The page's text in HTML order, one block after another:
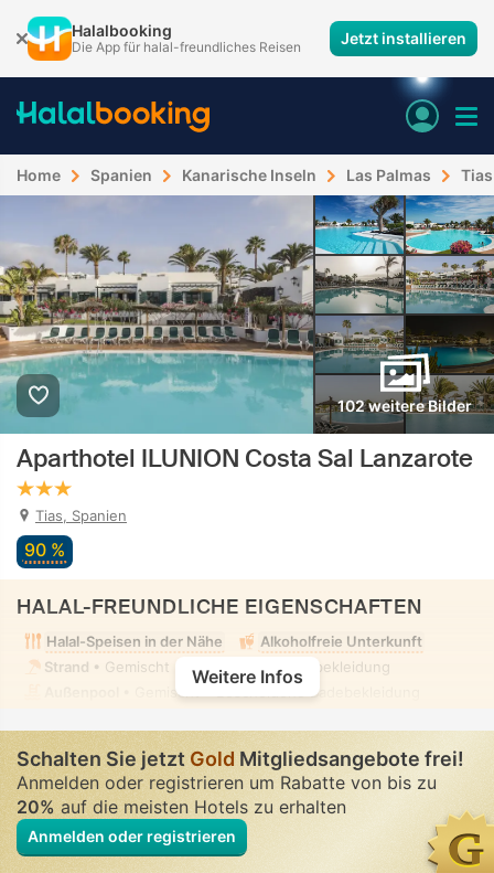
Halalbooking
Die App für halal-freundliches Reisen Jetzt installieren
Home Spanien Kanarische Inseln Las Palmas Tias
102 weitere Bilder
Aparthotel ILUNION Costa Sal Lanzarote
Tias, Spanien
90 %
HALAL-FREUNDLICHE EIGENSCHAFTEN
Halal-Speisen in der Nähe
Alkoholfreie Unterkunft
Strand • Gemischt • Bescheidene Badebekleidung
• Gemischt • Bescheidene Badebekleidung
Weitere Infos
Schalten Sie jetztGold Mitgliedsangebote frei!
Anmelden oder registrieren um Rabatte von bis zu
20%auf die meisten Hotels zu erhalten
Anmelden oder registrieren